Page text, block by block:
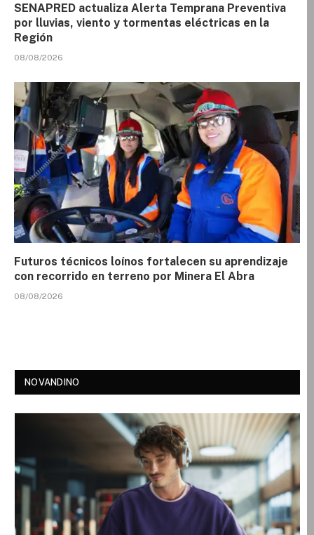
SENAPRED actualiza Alerta Temprana Preventiva
por lluvias, viento y tormentas eléctricas en la
Región
08/08/2026
Futuros técnicos loínos fortalecen su aprendizaje
con recorrido en terreno por Minera El Abra
08/08/2026
NOVANDINO